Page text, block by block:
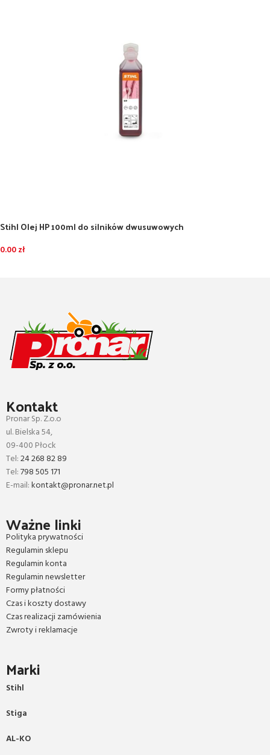
Stihl Olej HP 100ml do silników dwusuwowych
0.00zł
Kontakt
Pronar Sp. Z.o.o
ul. Bielska 54,
09-400 Płock
Tel:24 268 82 89
Tel:798 505 171
E-mail:kontakt@pronar.net.pl
Ważne linki
Polityka prywatności
Regulamin sklepu
Regulamin konta
Regulamin newsletter
Formy płatności
Czas i koszty dostawy
Czas realizacji zamówienia
Zwroty i reklamacje
Marki
Stihl
Stiga
AL-KO